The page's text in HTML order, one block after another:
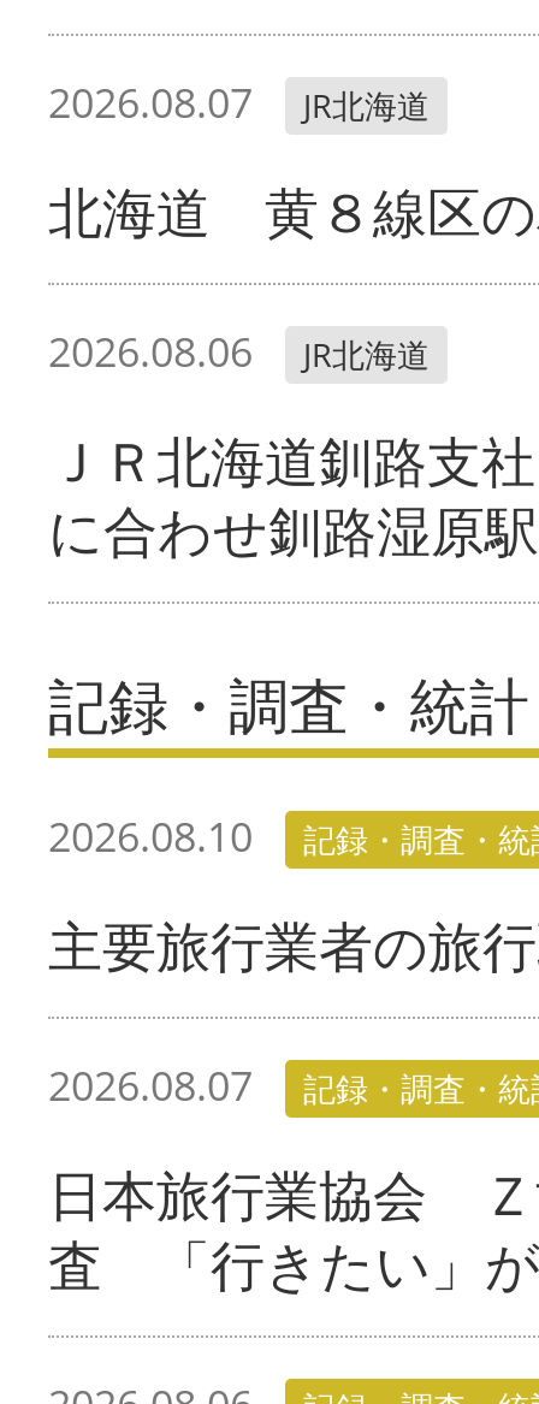
2026.08.07 JR北海道
北海道 黄８線区
2026.08.06 JR北海道
ＪＲ北海道釧路支
に合わせ釧路湿原
記録・調査・統計
2026.08.10 記録・調査・
主要旅行業者の旅
2026.08.07 記録・調査・
日本旅行業協会
査 「行きたい」